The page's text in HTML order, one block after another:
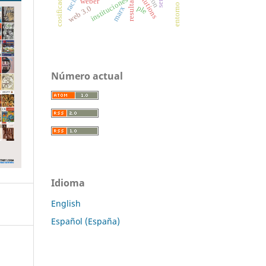
instituciones
marx ple
web 3.0
Número actual
Idioma
English
Español (España)